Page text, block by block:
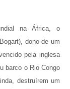
na África, o
dono de um
pela inglesa
barco o Rio Congo
destruírem um